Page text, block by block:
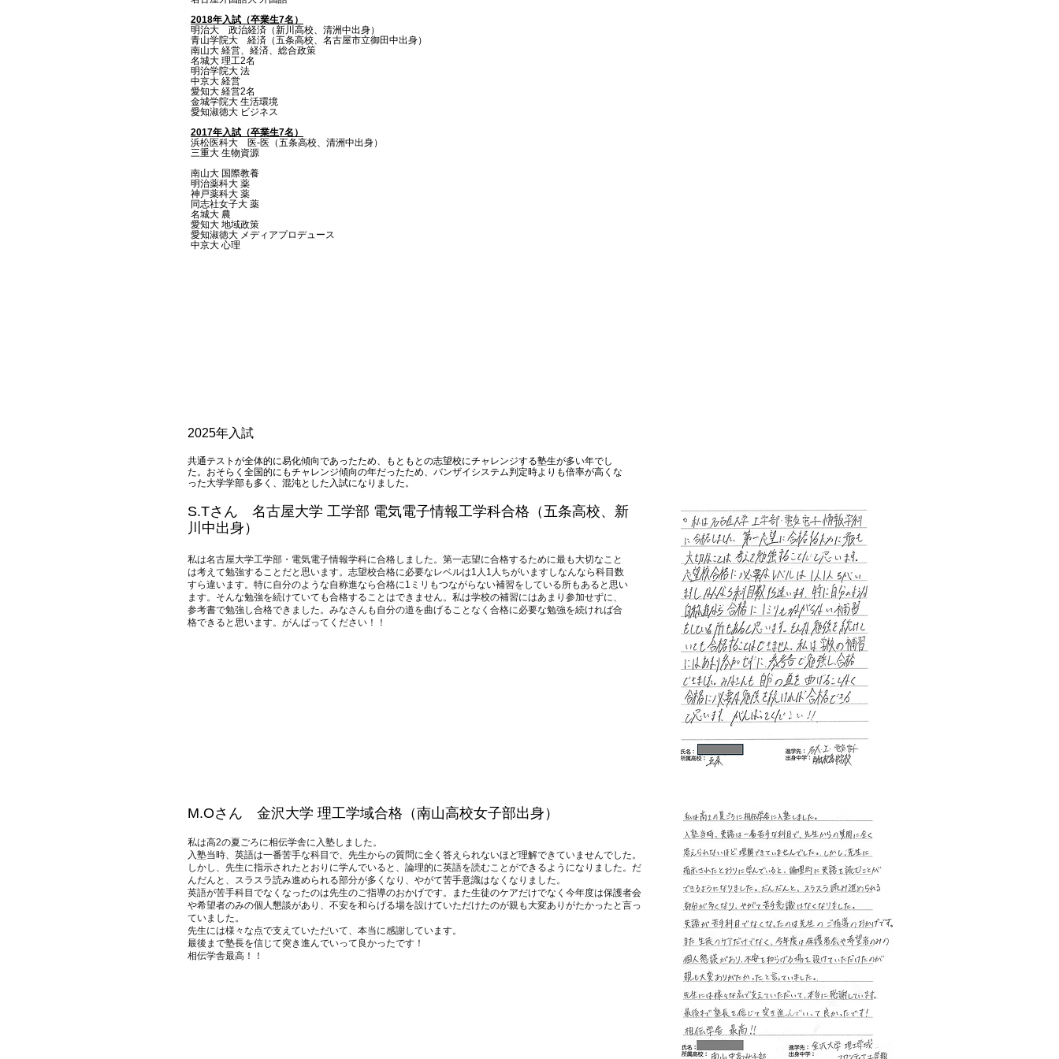
2018年入試（卒業生7名）
明治大 政治経済（新川高校、清洲中出身）
青山学院大 経済（五条高校、名古屋市立御田中出身）
南山大 経営、経済、総合政策
名城大 理工2名
明治学院大 法
中京大 経営
愛知大 経営2名
金城学院大 生活環境
​愛知淑徳大 ビジネス
2017年入試（卒業生7名）
​浜松医科大 医-医（五条高校、清洲中出身）​
三重大 生物資源
南山大 国際教養
明治薬科大 薬
神戸薬科大 薬
同志社女子大 薬
名城大 農
愛知大 地域政策
愛知淑徳大 メディアプロデュース
中京大 心理
2025年入試
​共通テストが全体的に易化傾向であったため、もともとの志望校にチャレンジする塾生が多い年でし
た。おそらく全国的にもチャレンジ傾向の年だったため、バンザイシステム判定時よりも倍率が高くな
った大学学部も多く、混沌とした入試になりました。
S.Tさん 名古屋大学 工学部 電気電子情報工学科合格（五条高校、新
川中出身）
私は名古屋大学工学部・電気電子情報学科に合格しました。第一志望に合格するために最も大切なこと
は考えて勉強することだと思います。志望校合格に必要なレベルは1人1人ちがいますしなんなら科目数
すら違います。特に自分のような自称進なら合格に1ミリもつながらない補習をしている所もあると思い
ます。そんな勉強を続けていても合格することはできません。私は学校の補習にはあまり参加せずに、
参考書で勉強し合格できました。みなさんも自分の道を曲げることなく合格に必要な勉強を続ければ合
格できると思います。がんばってください！！
M.Oさん 金沢大学 理工学域合格（南山高校女子部出身）
私は高2の夏ごろに相伝学舎に入塾しました。
入塾当時、英語は一番苦手な科目で、先生からの質問に全く答えられないほど理解できていませんでした。
しかし、先生に指示されたとおりに学んでいると、論理的に英語を読むことができるようになりました。だ
んだんと、スラスラ読み進められる部分が多くなり、やがて苦手意識はなくなりました。
英語が苦手科目でなくなったのは先生のご指導のおかげです。また生徒のケアだけでなく今年度は保護者会
や希望者のみの個人懇談があり、不安を和らげる場を設けていただけたのが親も大変ありがたかったと言っ
ていました。
先生には様々な点で支えていただいて、本当に感謝しています。
最後まで塾長を信じて突き進んでいって良かったです！
​相伝学舎最高！！